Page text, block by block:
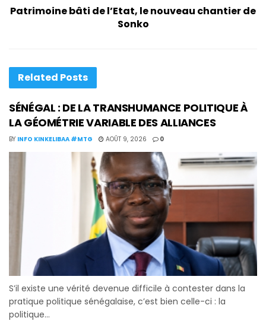
Patrimoine bâti de l’Etat, le nouveau chantier de
Sonko
Related Posts
SÉNÉGAL : DE LA TRANSHUMANCE POLITIQUE À
LA GÉOMÉTRIE VARIABLE DES ALLIANCES
BY INFO KINKELIBAA #MTG AOÛT 9, 2026 0
S’il existe une vérité devenue difficile à contester dans la
pratique politique sénégalaise, c’est bien celle-ci : la
politique...